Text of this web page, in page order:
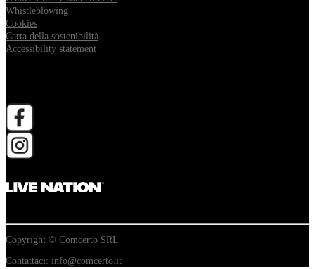
Whistleblowing
Cookies
Carta della sostenibilità
Accessibility statement
apri in una nuova scheda
apri in una nuova scheda
Copyright © Comcerto SRL
Contattaci: info@comcerto.it